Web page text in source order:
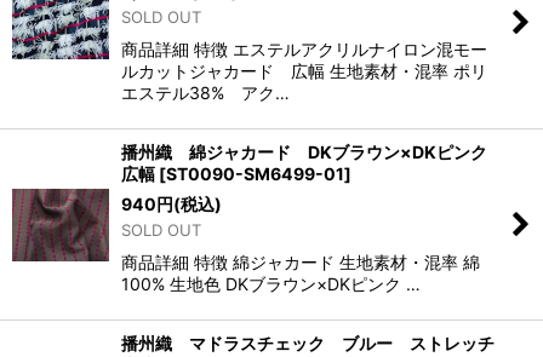
SOLD OUT
商品詳細 特徴 エステルアクリルナイロン混モー
ルカットジャカード 広幅 生地素材・混率 ポリ
エステル38% アク…
播州織 綿ジャカード DKブラウン×DKピンク
広幅 [ST0090-SM6499-01]
940円(税込)
SOLD OUT
商品詳細 特徴 綿ジャカード 生地素材・混率 綿
100% 生地色 DKブラウン×DKピンク …
播州織 マドラスチェック ブルー ストレッチ